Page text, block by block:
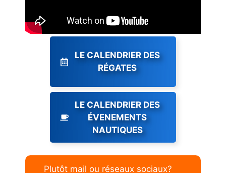
LE CALENDRIER DES
RÉGATES
LE CALENDRIER DES
ÉVENEMENTS
NAUTIQUES
Plutôt mail ou réseaux sociaux?